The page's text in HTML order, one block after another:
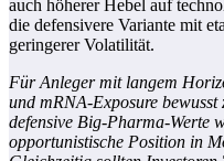
auch höherer Hebel auf
die defensivere Variante mit
geringerer Volatilität.
Für Anleger mit langem
und mRNA-Exposure
defensive Big-Pharma-Werte
opportunistische Position in